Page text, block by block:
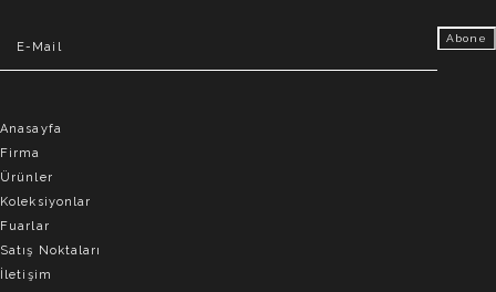
Anasayfa
Firma
Ürünler
Koleksiyonlar
Fuarlar
Satış Noktaları
İletişim